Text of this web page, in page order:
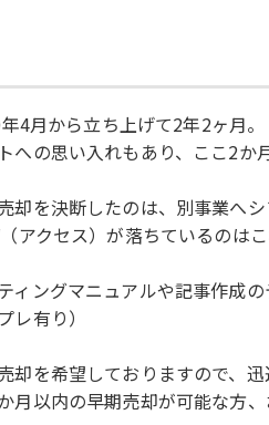
4月から立ち上げて2年2ヶ月。
への思い入れもあり、ここ2か
却を決断したのは、別事業へ
アクセス）が落ちているのはこ
ィングマニュアルや記事作成
レ有り）
却を希望しておりますので、
か月以内の早期売却が可能な方